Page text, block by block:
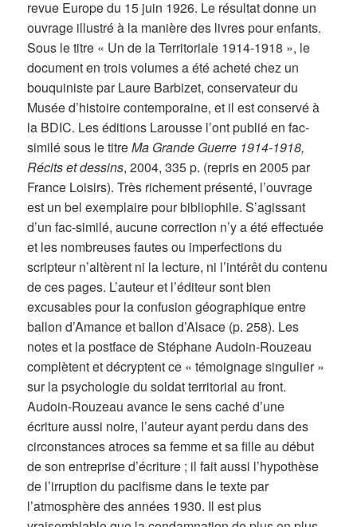
revue Europe du 15 juin 1926. Le résultat donne un
ouvrage illustré à la manière des livres pour enfants.
Sous le titre « Un de la Territoriale 1914-1918 », le
document en trois volumes a été acheté chez un
bouquiniste par Laure Barbizet, conservateur du
Musée d’histoire contemporaine, et il est conservé à
la BDIC. Les éditions Larousse l’ont publié en fac-
similé sous le titreMa Grande Guerre 1914-1918,
Récits et dessins, 2004, 335 p. (repris en 2005 par
France Loisirs). Très richement présenté, l’ouvrage
est un bel exemplaire pour bibliophile. S’agissant
d’un fac-similé, aucune correction n’y a été effectuée
et les nombreuses fautes ou imperfections du
scripteur n’altèrent ni la lecture, ni l’intérêt du contenu
de ces pages. L’auteur et l’éditeur sont bien
excusables pour la confusion géographique entre
ballon d’Amance et ballon d’Alsace (p. 258). Les
notes et la postface de Stéphane Audoin-Rouzeau
complètent et décryptent ce « témoignage singulier »
sur la psychologie du soldat territorial au front.
Audoin-Rouzeau avance le sens caché d’une
écriture aussi noire, l’auteur ayant perdu dans des
circonstances atroces sa femme et sa fille au début
de son entreprise d’écriture ; il fait aussi l’hypothèse
de l’irruption du pacifisme dans le texte par
l’atmosphère des années 1930. Il est plus